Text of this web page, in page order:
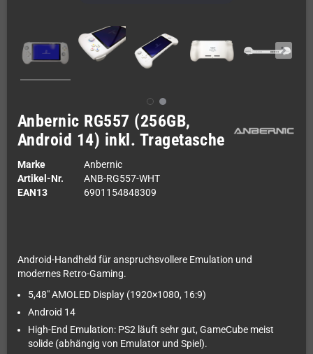
Anbernic RG557 (256GB,
Android 14) inkl. Tragetasche
Marke
Anbernic
Artikel-Nr.
ANB-RG557-WHT
EAN13
6901154848309
Android-Handheld für anspruchsvollere Emulation und
modernes Retro-Gaming.
5,48" AMOLED Display (1920×1080, 16:9)
Android 14
High-End Emulation: PS2 läuft sehr gut, GameCube meist
solide (abhängig von Emulator und Spiel).